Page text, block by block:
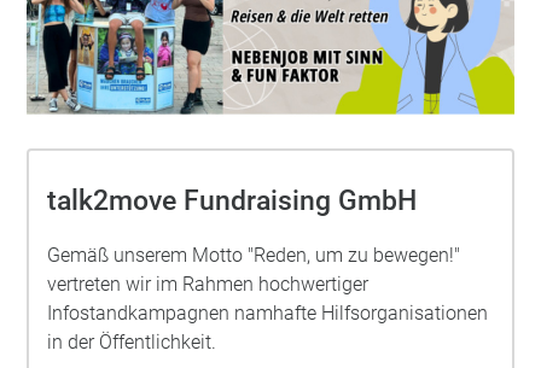
talk2move Fundraising GmbH
Gemäß unserem Motto "Reden, um zu bewegen!"
vertreten wir im Rahmen hochwertiger
Infostandkampagnen namhafte Hilfsorganisationen
in der Öffentlichkeit.